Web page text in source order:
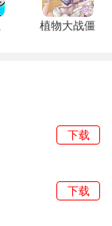
植物大战僵
下载
下载